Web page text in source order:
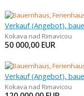
Verkauf (Angebot),
Kokava nad Rimavicou
50 000,00 EUR
Verkauf (Angebot),
Kokava nad Rimavicou